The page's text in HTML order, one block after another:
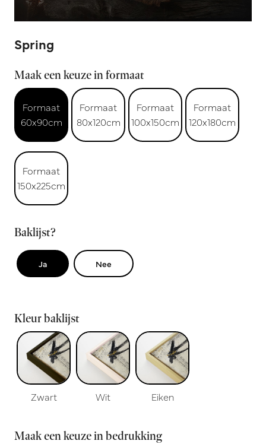
Spring
Maak een keuze in formaat
Formaat
60x90cm
Formaat
80x120cm
Formaat
100x150cm
Formaat
120x180cm
Formaat
150x225cm
Baklijst?
Ja Nee
Kleur baklijst
Zwart Wit Eiken
Maak een keuze in bedrukking